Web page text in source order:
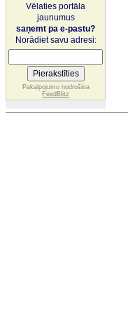
Vēlaties portāla
jaunumus
saņemt pa e-pastu?
Norādiet savu adresi:
Pakalpojumu nodrošina
FeedBlitz